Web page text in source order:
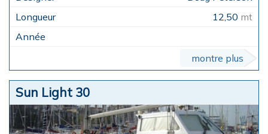
12,50 mt
montre plus
Sun Light 30